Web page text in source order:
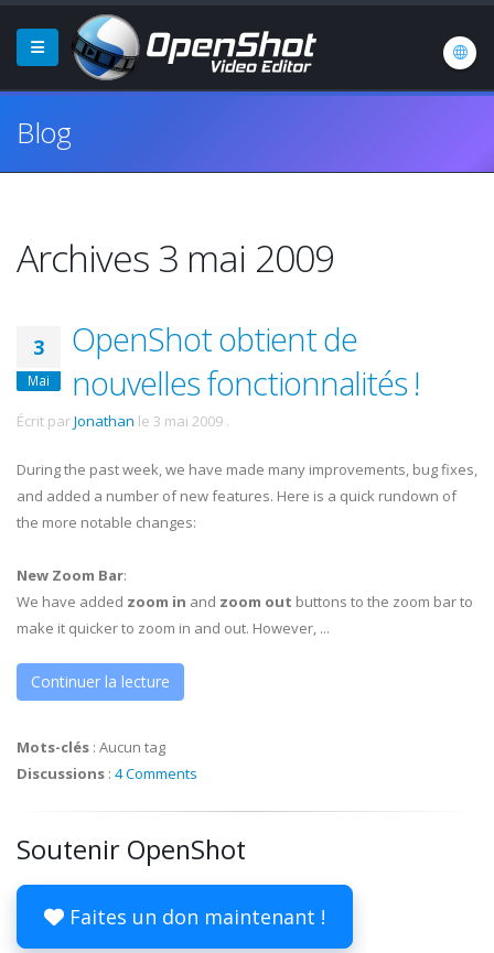
Blog
Archives 3 mai 2009
3
Mai
OpenShot obtient de
nouvelles fonctionnalités !
Écrit parJonathan le 3 mai 2009 .
During the past week, we have made many improvements, bug fixes,
and added a number of new features. Here is a quick rundown of
the more notable changes:
New Zoom Bar:
We have added zoom in and zoom out buttons to the zoom bar to
make it quicker to zoom in and out. However, ...
Continuer la lecture
Mots-clés : Aucun tag
Discussions : 4 Comments
Soutenir OpenShot
Faites un don maintenant !